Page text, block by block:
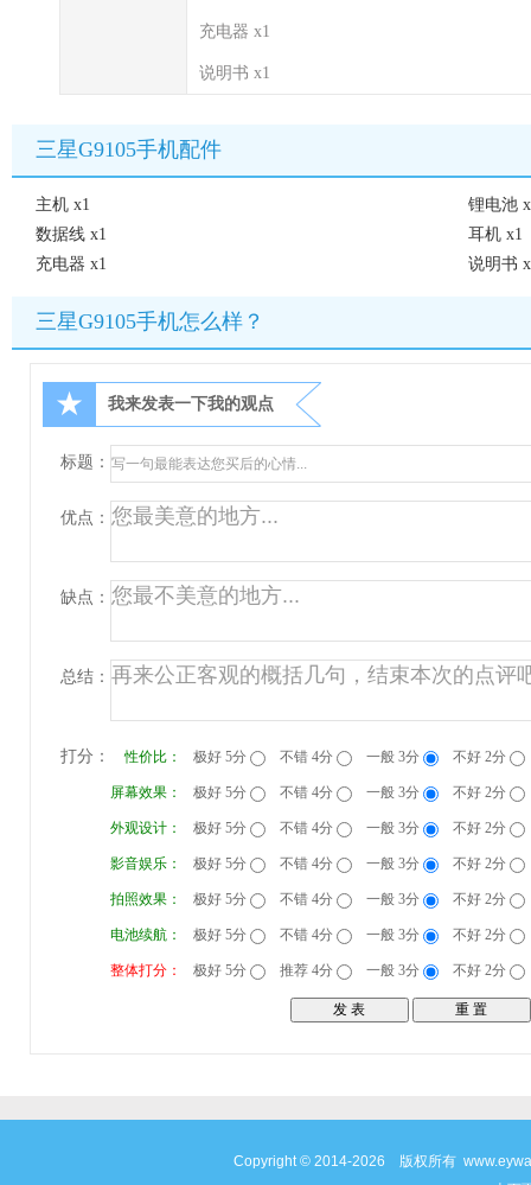
充电器 x1
说明书 x1
三星G9105手机配件
主机 x1
锂电池
数据线 x1
耳机 x1
充电器 x1
说明书
三星G9105手机怎么样？
★ 我来发表一下我的观点
标题：
优点：
缺点：
总结：
打分： 性价比： 极好 5分 不错 4分 一般 3分 不好 2分
屏幕效果： 极好 5分 不错 4分 一般 3分 不好 2分
外观设计： 极好 5分 不错 4分 一般 3分 不好 2分
影音娱乐： 极好 5分 不错 4分 一般 3分 不好 2分
拍照效果： 极好 5分 不错 4分 一般 3分 不好 2分
电池续航： 极好 5分 不错 4分 一般 3分 不好 2分
整体打分： 极好 5分 推荐 4分 一般 3分 不好 2分
Copyright © 2014-2026 版权所有